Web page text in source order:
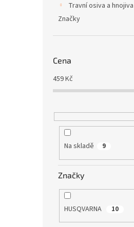
Travní osiva a hnojiva
Značky
Cena
459Kč
Na skladě 9
Značky
HUSQVARNA 10